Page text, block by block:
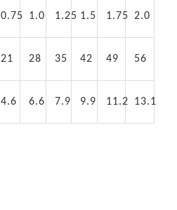
0.75 1.0 1.25 1.5 1.75 2.0
21 28 35 42 49 56
4.6 6.6 7.9 9.9 11.2 13.1